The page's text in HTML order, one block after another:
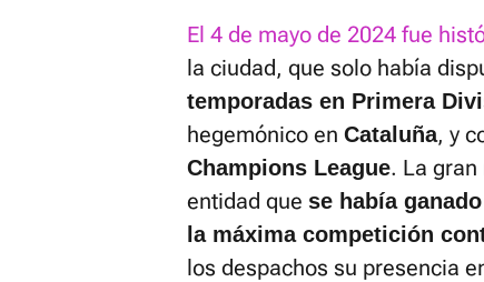
El 4 de mayo de 2024 fue
la ciudad, que solo había
temporadas en Primera
hegemónico en Cataluña, y
Champions League. La
entidad que se había
la máxima competición
los despachos su presencia